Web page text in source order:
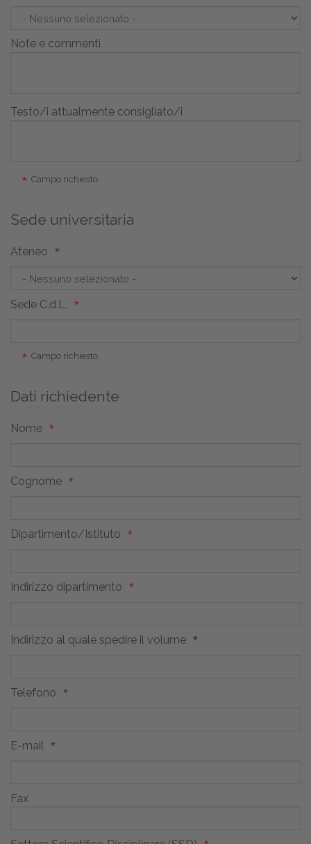
Note e commenti
Testo/i attualmente consigliato/i
Campo richiesto
Sede universitaria
Ateneo
Sede C.d.L.
Campo richiesto
Dati richiedente
Nome
Cognome
Dipartimento/Istituto
Indirizzo dipartimento
Indirizzo al quale spedire il volume
Telefono
E-mail
Fax